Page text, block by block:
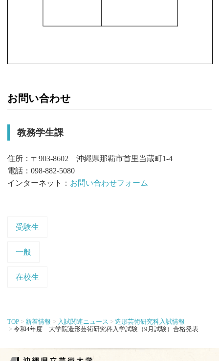
お問い合わせ
教務学生課
住所：〒903-8602 沖縄県那覇市首里当蔵町1-4
電話：098-882-5080
インターネット： お問い合わせフォーム
受験生
一般
在校生
TOP 新着情報 入試関連ニュース
造形芸術研究科入試情報
令和4年度 大学院造形芸術研究科入学試験（9月試験）合格発表